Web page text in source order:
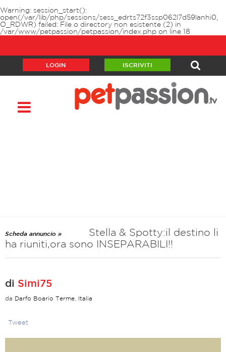
Warning: session_start():
open(/var/lib/php/sessions/sess_edrts72f3ssp062l7d59lanhi0,
O_RDWR) failed: File o directory non esistente (2) in
/var/www/petpassion/petpassion/index.php on line 18
LOGIN ISCRIVITI
Scheda annuncio »
Stella & Spotty:il destino li
ha riuniti,ora sono INSEPARABILI!!
di Simi75
da Darfo Boario Terme, Italia
Tweet